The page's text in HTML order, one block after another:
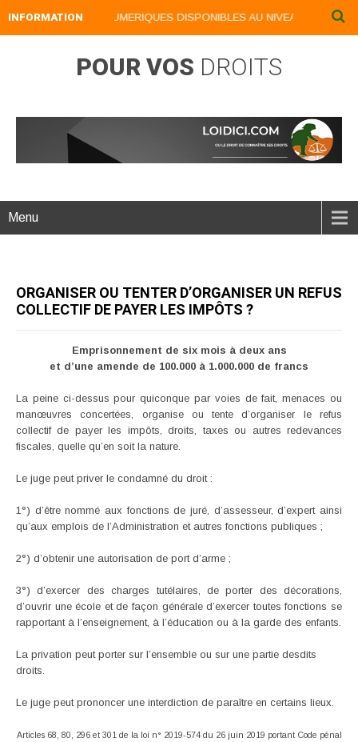
INFORMATION
NOS LIVRES NUMERIQUES DISPONIBLES AU NIVEAU DU
POUR VOS DROITS
Menu
ORGANISER OU TENTER D’ORGANISER UN REFUS
COLLECTIF DE PAYER LES IMPÔTS ?
Emprisonnement de six mois à deux ans
et d’une amende de 100.000 à 1.000.000 de francs
La peine ci-dessus pour quiconque par voies de fait, menaces ou
manœuvres concertées, organise ou tente d’organiser le refus
collectif de payer les impôts, droits, taxes ou autres redevances
fiscales, quelle qu’en soit la nature.
Le juge peut priver le condamné du droit :
1°) d’être nommé aux fonctions de juré, d’assesseur, d’expert ainsi
qu’aux emplois de l’Administration et autres fonctions publiques ;
2°) d’obtenir une autorisation de port d’arme ;
3°) d’exercer des charges tutélaires, de porter des décorations,
d’ouvrir une école et de façon générale d’exercer toutes fonctions se
rapportant à l’enseignement, à l’éducation ou à la garde des enfants.
La privation peut porter sur l’ensemble ou sur une partie desdits
droits.
Le juge peut prononcer une interdiction de paraître en certains lieux.
Articles 68, 80, 296 et 301 de la loi n° 2019-574 du 26 juin 2019 portant Code pénal